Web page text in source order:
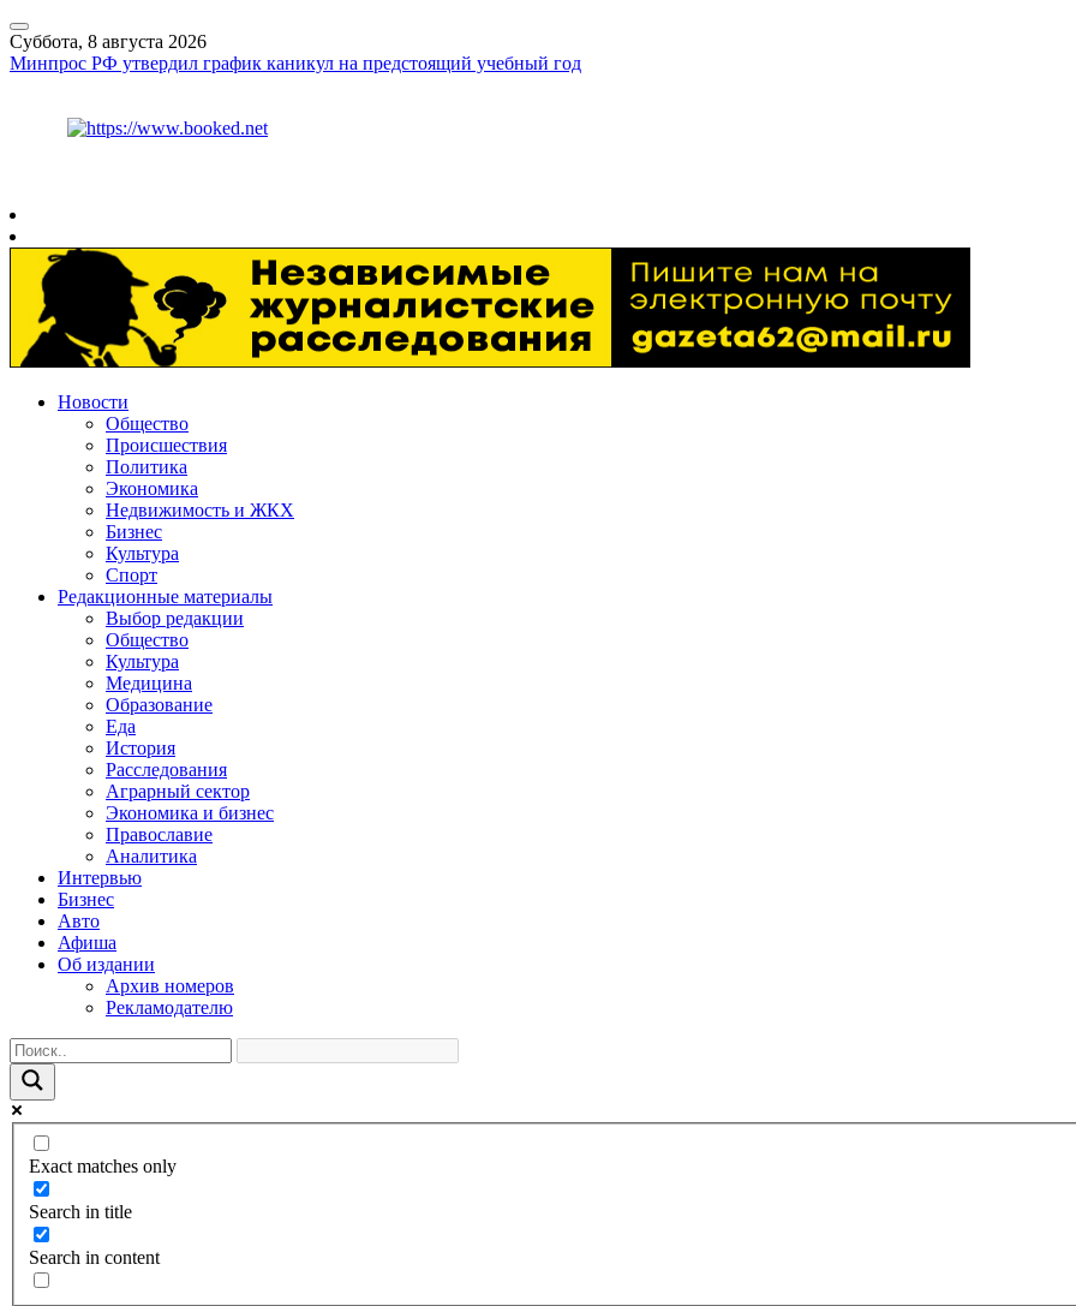
Суббота, 8 августа 2026
Минпрос РФ утвердил график каникул на предстоящий учебный год
Новости
Общество
Происшествия
Политика
Экономика
Недвижимость и ЖКХ
Бизнес
Культура
Спорт
Редакционные материалы
Выбор редакции
Общество
Культура
Медицина
Образование
Еда
История
Расследования
Аграрный сектор
Экономика и бизнес
Православие
Аналитика
Интервью
Бизнес
Авто
Афиша
Об издании
Архив номеров
Рекламодателю
Exact matches only
Search in title
Search in content